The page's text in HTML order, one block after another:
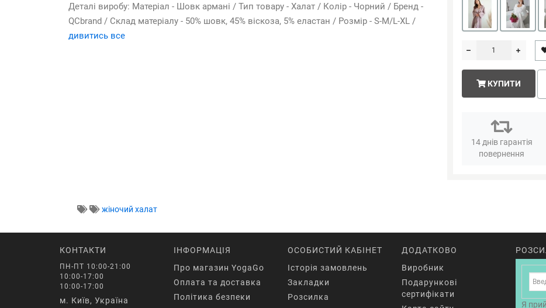
Деталі виробу: Матеріал - Шовк армані / Тип товару - Халат / Колір - Чорний / Бренд -
QCbrand / Склад матеріалу - 50% шовк, 45% віскоза, 5% еластан / Розмір - S-M/L-XL /
дивитись все
КУПИТИ
14 днів гарантія
повернення
жіночий халат
КОНТАКТИ
ПН-ПТ 10:00-21:00
10:00-17:00
10:00-17:00
м. Київ, Україна
ІНФОРМАЦІЯ
Про магазин YogaGo
Оплата та доставка
Політика безпеки
ОСОБИСТИЙ КАБІНЕТ
Історія замовлень
Закладки
Розсилка
ДОДАТКОВО
Виробник
Подарункові
сертифікати
Я